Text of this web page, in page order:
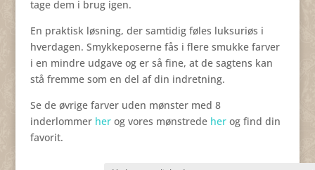
tage dem i brug igen.
En praktisk løsning, der samtidig føles luksuriøs i
hverdagen. Smykkeposerne fås i flere smukke farver
i en mindre udgave og er så fine, at de sagtens kan
stå fremme som en del af din indretning.
Se de øvrige farver uden mønster med 8
inderlommer herog vores mønstrede herog find din
favorit.